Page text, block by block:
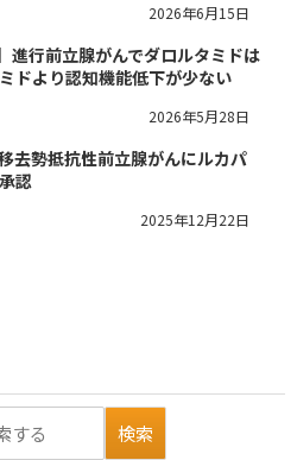
2026年6月15日
進行前立腺がんでダロルタミドは
ドより認知機能低下が少ない
2026年5月28日
去勢抵抗性前立腺がんにルカパ
認
2025年12月22日